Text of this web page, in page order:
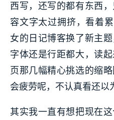
西写，还写的都有东西
容文字太过拥挤，看着累
女的日记博客换了新主
字体还是行距都大，读
页那几幅精心挑选的缩
会疲劳呢，不认真看还以
其实我一直有想把现在